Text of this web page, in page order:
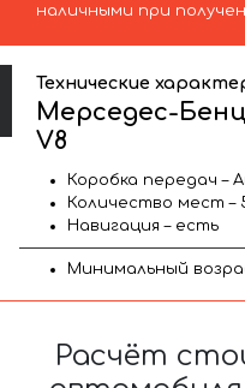
наличными при
Технические
Мерседес-Бенц
V8
Коробка передач –
Количество мест –
Навигация – есть
Минимальный
Расчёт